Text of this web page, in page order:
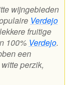
wijngebieden
Verdejo
fruitige
100% Verdejo.
een
perzik,